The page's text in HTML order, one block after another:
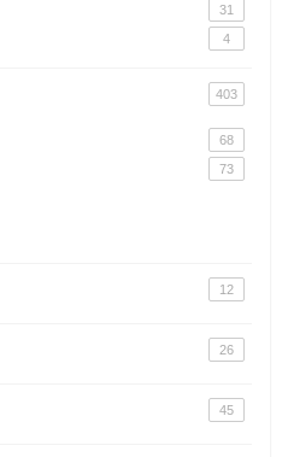
31
4
403
68
73
12
26
45